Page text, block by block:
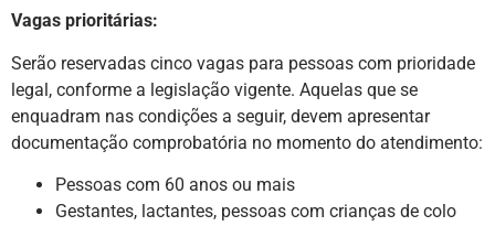
Vagas prioritárias:
Serão reservadas cinco vagas para pessoas com prioridade
legal, conforme a legislação vigente. Aquelas que se
enquadram nas condições a seguir, devem apresentar
documentação comprobatória no momento do atendimento:
Pessoas com 60 anos ou mais
Gestantes, lactantes, pessoas com crianças de colo